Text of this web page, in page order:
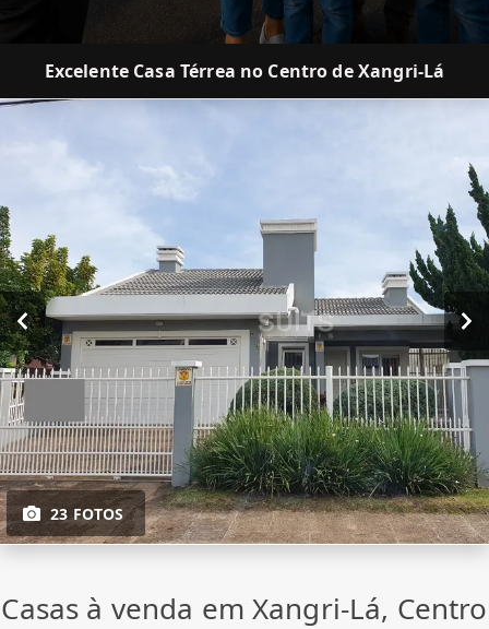
Excelente Casa Térrea no Centro de Xangri-Lá
23 FOTOS
Casas à venda em Xangri-Lá, Centro